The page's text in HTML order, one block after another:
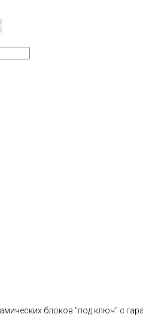
блоков "под ключ" с